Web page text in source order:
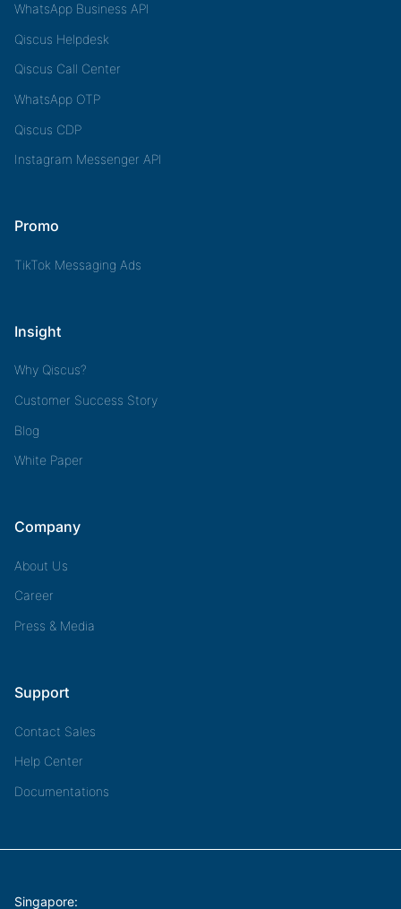
WhatsApp Business API
Qiscus Helpdesk
Qiscus Call Center
WhatsApp OTP
Qiscus CDP
Instagram Messenger API
Promo
TikTok Messaging Ads
Insight
Why Qiscus?
Customer Success Story
Blog
White Paper
Company
About Us
Career
Press & Media
Support
Contact Sales
Help Center
Documentations
Singapore: